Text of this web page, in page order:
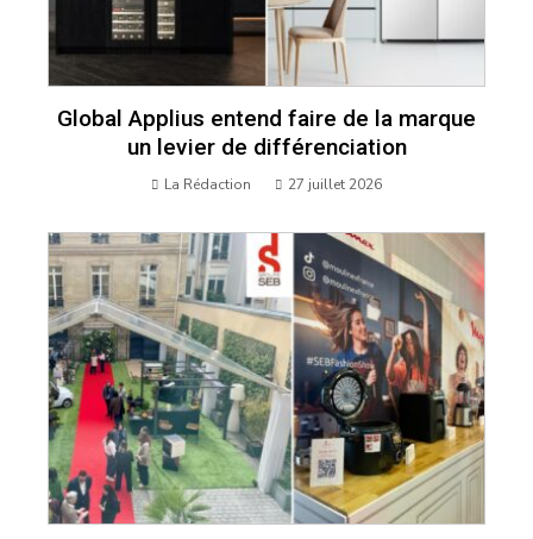
Global Applius entend faire de la marque
un levier de différenciation
La Rédaction 27 juillet 2026